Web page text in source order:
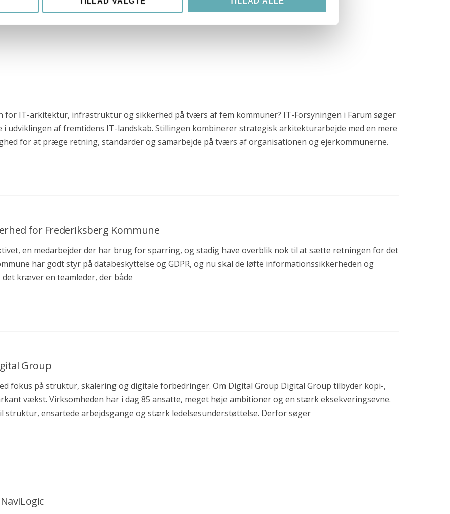
skal fungere
IT-arkitektur, infrastruktur og sikkerhed på tværs af fem kommuner? IT-Forsyningen i Farum søger
udviklingen af fremtidens IT-landskab. Stillingen kombinerer strategisk arkitekturarbejde med en mere
for at præge retning, standarder og samarbejde på tværs af organisationen og ejerkommunerne.
for Frederiksberg Kommune
en medarbejder der har brug for sparring, og stadig have overblik nok til at sætte retningen for det
har godt styr på databeskyttelse og GDPR, og nu skal de løfte informationssikkerheden og
kræver en teamleder, der både
Group
fokus på struktur, skalering og digitale forbedringer. Om Digital Group Digital Group tilbyder kopi-,
vækst. Virksomheden har i dag 85 ansatte, meget høje ambitioner og en stærk eksekveringsevne.
struktur, ensartede arbejdsgange og stærk ledelsesunderstøttelse. Derfor søger